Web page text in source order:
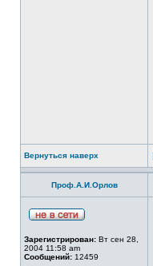
Вернуться наверх
Проф.А.И.Орлов
Зарегистрирован: Вт сен 28,
2004 11:58 am
Сообщений: 12459